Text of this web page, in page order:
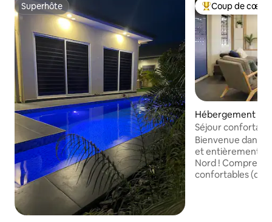
Superhôte
Superhôte Coups de cœur
Coup de cœur
Hébergement ⋅
Séjour
Bienvenue dans
et entièrement
Nord ! Comprend
confortables